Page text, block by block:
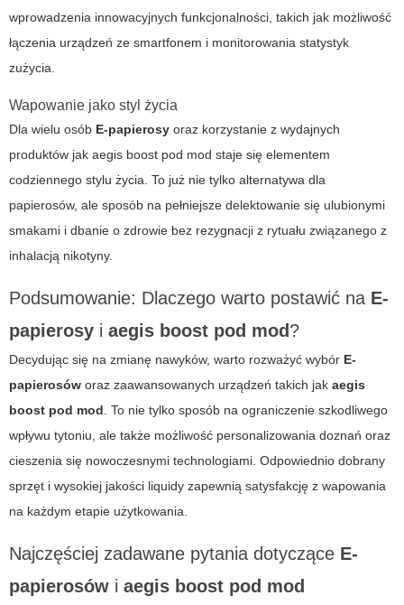
wprowadzenia innowacyjnych funkcjonalności, takich jak możliwość
łączenia urządzeń ze smartfonem i monitorowania statystyk
zużycia.
Wapowanie jako styl życia
Dla wielu osób E-papierosy oraz korzystanie z wydajnych
produktów jak aegis boost pod mod staje się elementem
codziennego stylu życia. To już nie tylko alternatywa dla
papierosów, ale sposób na pełniejsze delektowanie się ulubionymi
smakami i dbanie o zdrowie bez rezygnacji z rytuału związanego z
inhalacją nikotyny.
Podsumowanie: Dlaczego warto postawić na E-
papierosy i aegis boost pod mod?
Decydując się na zmianę nawyków, warto rozważyć wybór E-
papierosów oraz zaawansowanych urządzeń takich jak aegis
boost pod mod . To nie tylko sposób na ograniczenie szkodliwego
wpływu tytoniu, ale także możliwość personalizowania doznań oraz
cieszenia się nowoczesnymi technologiami. Odpowiednio dobrany
sprzęt i wysokiej jakości liquidy zapewnią satysfakcję z wapowania
na każdym etapie użytkowania.
Najczęściej zadawane pytania dotyczące E-
papierosów i aegis boost pod mod